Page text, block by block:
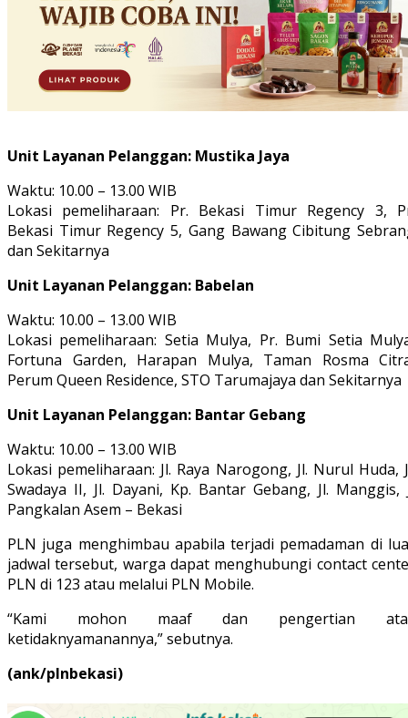
Unit Layanan Pelanggan: Mustika Jaya
Waktu: 10.00 – 13.00 WIB
Lokasi pemeliharaan: Pr. Bekasi Timur Regency 3,
Bekasi Timur Regency 5, Gang Bawang Cibitung
dan Sekitarnya
Unit Layanan Pelanggan: Babelan
Waktu: 10.00 – 13.00 WIB
Lokasi pemeliharaan: Setia Mulya, Pr. Bumi Setia
Fortuna Garden, Harapan Mulya, Taman Rosma
Perum Queen Residence, STO Tarumajaya dan Sekitarnya
Unit Layanan Pelanggan: Bantar Gebang
Waktu: 10.00 – 13.00 WIB
Lokasi pemeliharaan: Jl. Raya Narogong, Jl. Nurul Huda,
Swadaya II, Jl. Dayani, Kp. Bantar Gebang, Jl. Manggis,
Pangkalan Asem – Bekasi
PLN juga menghimbau apabila terjadi pemadaman di
jadwal tersebut, warga dapat menghubungi contact
PLN di 123 atau melalui PLN Mobile.
“Kami mohon maaf dan pengertian
ketidaknyamanannya,” sebutnya.
(ank/plnbekasi)